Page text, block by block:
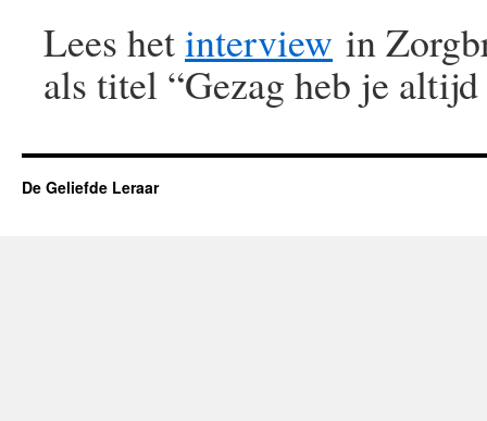
Lees hetinterview in
als titel “Gezag heb je
De Geliefde Leraar